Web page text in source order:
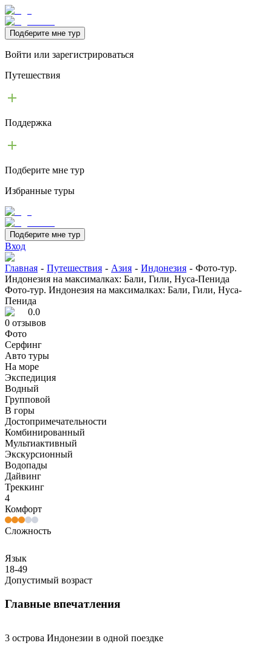
Подберите мне тур
Войти или зарегистрироваться
Путешествия
Поддержка
Подберите мне тур
Избранные туры
Подберите мне тур
Вход
Главная - Путешествия - Азия - Индонезия - Фото-тур.
Индонезия на максималках: Бали, Гили, Нуса-Пенида
Фото-тур. Индонезия на максималках: Бали, Гили, Нуса-
Пенида
0.0
0 отзывов
Фото
Серфинг
Авто туры
На море
Экспедиция
Водный
Групповой
В горы
Достопримечательности
Комбинированный
Мультиактивный
Экскурсионный
Водопады
Дайвинг
Треккинг
4
Комфорт
Сложность
Язык
18-49
Допустимый возраст
Главные впечатления
3 острова Индонезии в одной поездке